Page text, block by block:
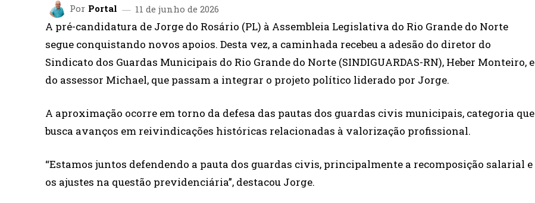
Por Portal 11 de junho de 2026
A pré-candidatura de Jorge do Rosário (PL) à Assembleia Legislativa do Rio Grande do Norte
segue conquistando novos apoios. Desta vez, a caminhada recebeu a adesão do diretor do
Sindicato dos Guardas Municipais do Rio Grande do Norte (SINDIGUARDAS-RN), Heber Monteiro, e
do assessor Michael, que passam a integrar o projeto político liderado por Jorge.
A aproximação ocorre em torno da defesa das pautas dos guardas civis municipais, categoria que
busca avanços em reivindicações históricas relacionadas à valorização profissional.
“Estamos juntos defendendo a pauta dos guardas civis, principalmente a recomposição salarial e
os ajustes na questão previdenciária”, destacou Jorge.